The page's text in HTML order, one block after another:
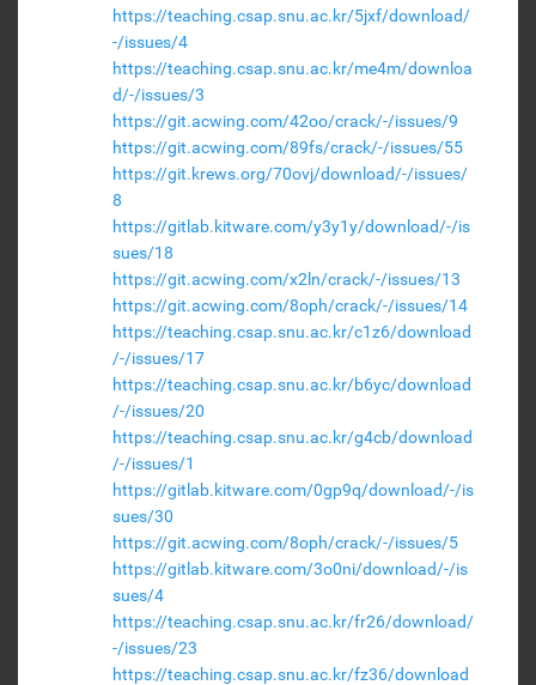
https://teaching.csap.snu.ac.kr/5jxf/download/
-/issues/4
https://teaching.csap.snu.ac.kr/me4m/downloa
d/-/issues/3
https://git.acwing.com/42oo/crack/-/issues/9
https://git.acwing.com/89fs/crack/-/issues/55
https://git.krews.org/70ovj/download/-/issues/
8
https://gitlab.kitware.com/y3y1y/download/-/is
sues/18
https://git.acwing.com/x2ln/crack/-/issues/13
https://git.acwing.com/8oph/crack/-/issues/14
https://teaching.csap.snu.ac.kr/c1z6/download
/-/issues/17
https://teaching.csap.snu.ac.kr/b6yc/download
/-/issues/20
https://teaching.csap.snu.ac.kr/g4cb/download
/-/issues/1
https://gitlab.kitware.com/0gp9q/download/-/is
sues/30
https://git.acwing.com/8oph/crack/-/issues/5
https://gitlab.kitware.com/3o0ni/download/-/is
sues/4
https://teaching.csap.snu.ac.kr/fr26/download/
-/issues/23
https://teaching.csap.snu.ac.kr/fz36/download